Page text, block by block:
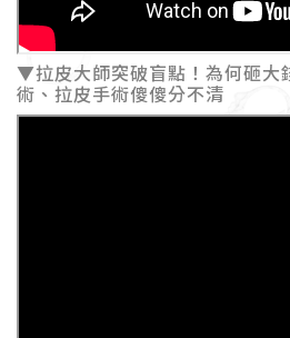
▼拉皮大師突破盲點！為何砸大
術、拉皮手術傻傻分不清